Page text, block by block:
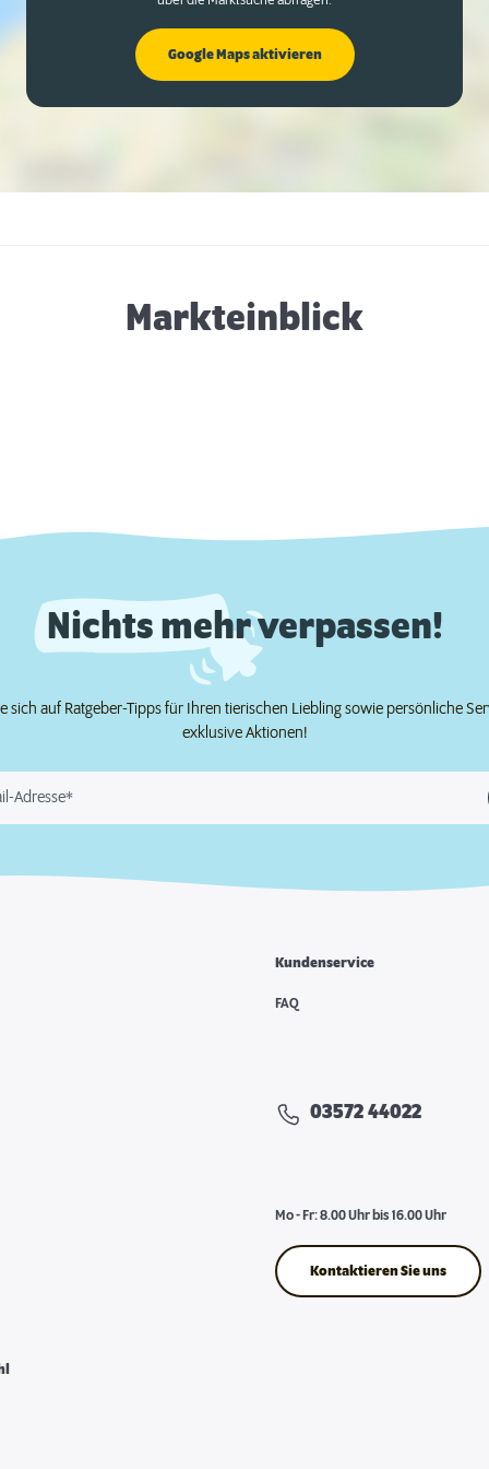
Google Maps aktivieren
Markteinblick
Nichts mehr verpassen!
sich auf Ratgeber-Tipps für Ihren tierischen Liebling sowie persönliche
exklusive Aktionen!
Adresse*
Kundenservice
FAQ
03572 44022
Mo - Fr: 8.00 Uhr bis 16.00 Uhr
Kontaktieren Sie uns